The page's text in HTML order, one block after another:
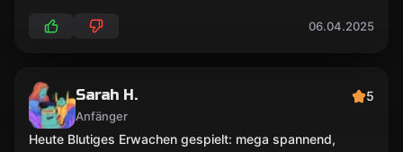
06.04.2025
Sarah H.
Anfänger
5
Heute Blutiges Erwachen gespielt: mega spannend,